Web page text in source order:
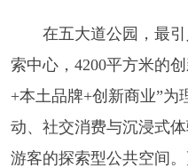
在五大道公园，最引
索中心，4200平方米的
+本土品牌+创新商业”为
动、社交消费与沉浸式
游客的探索型公共空间